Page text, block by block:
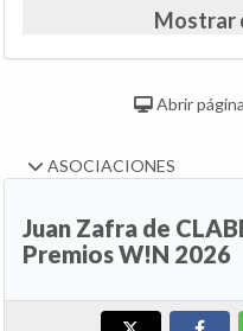
Mostrar
Abrir
ASOCIACIONES
Juan Zafra de
Premios W!N 2026